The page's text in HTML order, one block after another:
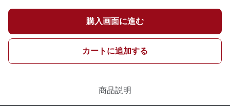
購入画面に進む
カートに追加する
商品説明